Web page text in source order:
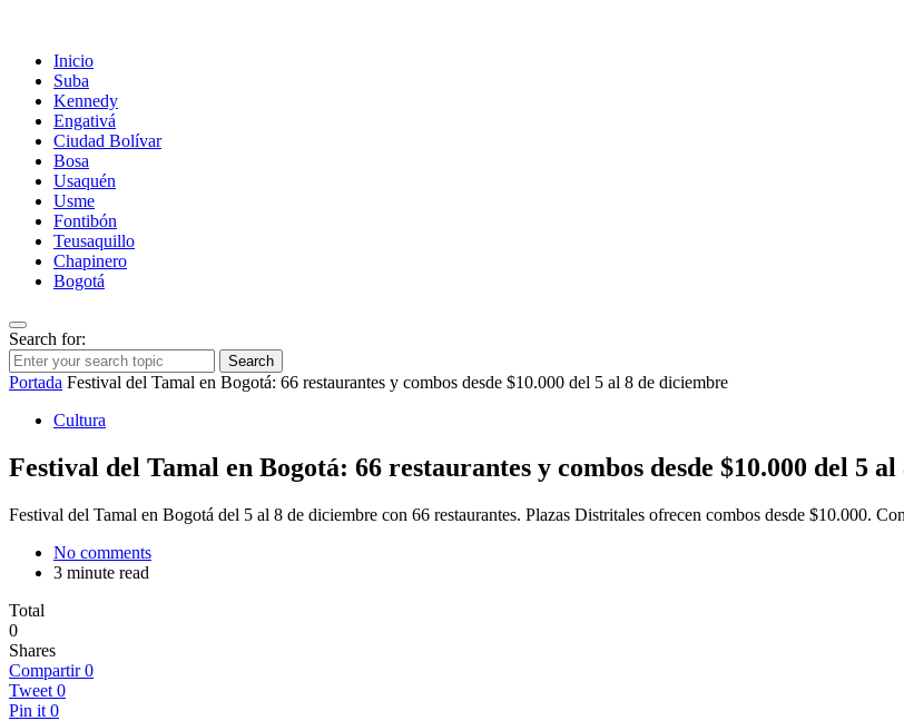
Inicio
Suba
Kennedy
Engativá
Ciudad Bolívar
Bosa
Usaquén
Usme
Fontibón
Teusaquillo
Chapinero
Bogotá
Search for:
Search
Portada Festival del Tamal en Bogotá: 66 restaurantes y combos desde $10.000 del 5 al 8 de diciembre
Cultura
Festival del Tamal en Bogotá: 66 restaurantes y combos desde $10.000 del 5
Festival del Tamal en Bogotá del 5 al 8 de diciembre con 66 restaurantes. Plazas Distritales ofrecen combos desde $10.000.
No comments
3 minute read
Total
0
Shares
Compartir 0
Tweet 0
Pin it 0